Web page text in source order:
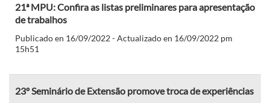
21ª MPU: Confira as listas preliminares para apresentação
de trabalhos
Publicado en 16/09/2022 - Actualizado en 16/09/2022 pm
15h51
23º Seminário de Extensão promove troca de experiências